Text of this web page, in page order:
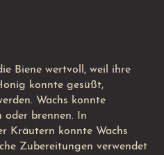
Biene wertvoll, weil ihre
konnte gesüßt,
Wachs konnte
oder brennen. In
Kräutern konnte Wachs
Zubereitungen verwendet